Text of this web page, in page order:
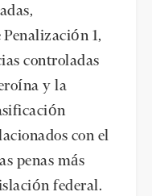
1,
controladas
y la
con el
penas más
federal.